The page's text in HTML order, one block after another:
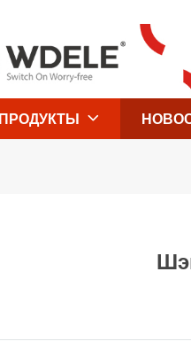
ПРОДУКТЫ